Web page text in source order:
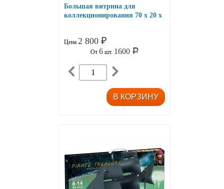
Большая витрина для
коллекционирования 70 x 20 x
Цена 2 800 ₽
От 6шт. 1600 Р